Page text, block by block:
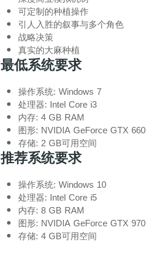
可定制的种植操作
引人入胜的叙事与多个角色
战略决策
真实的大麻种植
最低系统要求
操作系统: Windows 7
处理器: Intel Core i3
内存: 4 GB RAM
图形: NVIDIA GeForce GTX 660
存储: 2 GB可用空间
推荐系统要求
操作系统: Windows 10
处理器: Intel Core i5
内存: 8 GB RAM
图形: NVIDIA GeForce GTX 970
存储: 4 GB可用空间